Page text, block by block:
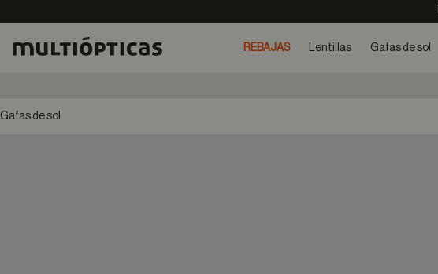
REBAJAS Lentillas Gafas de sol
Gafas de sol